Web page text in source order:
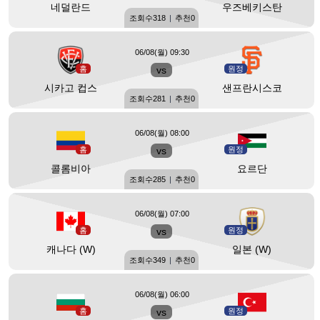
네덜란드 우즈베키스탄
조회수318 | 추천0
홈
시카고 컵스
vs 원정
샌프란시스코
06/08(월) 09:30
조회수281 | 추천0
홈
콜롬비아
vs 원정
요르단
06/08(월) 08:00
조회수285 | 추천0
홈
캐나다 (W)
vs 원정
일본 (W)
06/08(월) 07:00
조회수349 | 추천0
홈 vs 원정
06/08(월) 06:00